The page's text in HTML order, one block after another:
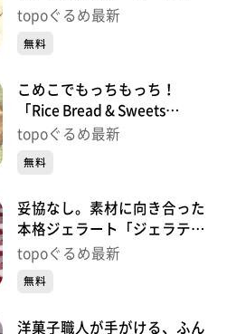
チーズケーキ」（太白区袋
topoぐるめ最新
無料
こめこでもっちもっち！
「Rice Bread & Sweets
MonaMona 河原町店」（若
るめ】
topoぐるめ最新
無料
妥協なし。素材に向き合った
本格ジェラート「ジェラテリ
ア リベルタ」（泉区泉中
topoぐるめ最新
無料
洋菓子職人が手がける、ふん